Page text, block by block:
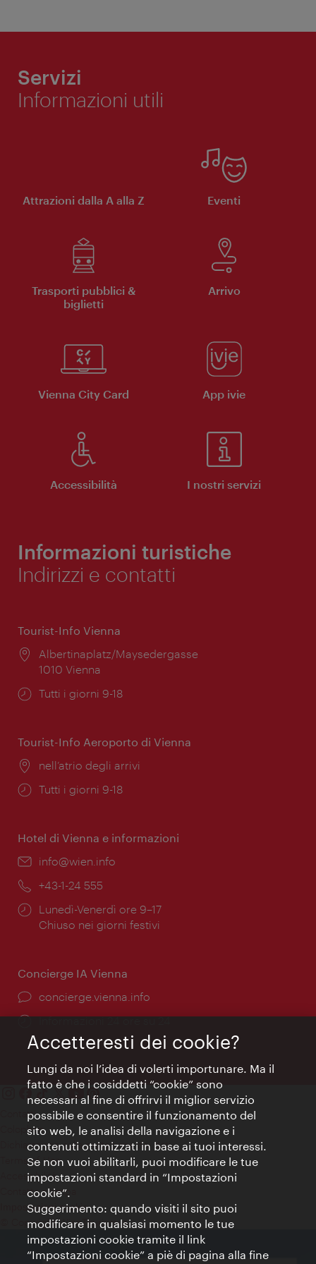
Servizi
Informazioni utili
Attrazioni dalla A alla Z Eventi
Trasporti pubblici &
biglietti
Arrivo
Vienna City Card App ivie
Accessibilità I nostri servizi
Informazioni turistiche
Indirizzi e contatti
Tourist-Info Vienna
Posizione:
Albertinaplatz/Maysedergasse
1010 Vienna
Orari
Tutti i giorni 9-18
Tourist-Info Aeroporto di Vienna
Posizione:
nell’atrio degli arrivi
Orari
Tutti i giorni 9-18
Hotel di Vienna e informazioni
Email:
info@wien.info
Telefono:
+43-1-24 555
Orari
di
Lunedì-Venerdì ore 9–17
Chiuso nei giorni festivi
Concierge IA Vienna
Ort:
concierge.vienna.info
Öffnungszeiten:
Informazioni 24 ore su 24
Contatti
Colophon
Dichiarazione sulla protezione dei dati
Terms of Use
Accessibilità
Contatto stampa
Impostazioni cookie
© Copyright WienTourismus
Accetteresti dei cookie?
Lungi da noi l’idea di volerti importunare. Ma il
fatto è che i cosiddetti “cookie” sono
necessari al fine di offrirvi il miglior servizio
possibile e consentire il funzionamento del
sito web, le analisi della navigazione e i
contenuti ottimizzati in base ai tuoi interessi.
Se non vuoi abilitarli, puoi modificare le tue
impostazioni standard in “Impostazioni
cookie”.
Suggerimento: quando visiti il sito puoi
modificare in qualsiasi momento le tue
impostazioni cookie tramite il link
“Impostazioni cookie” a piè di pagina alla fine